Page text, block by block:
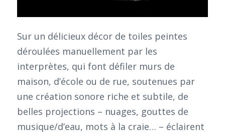
Sur un délicieux décor de toiles peintes
déroulées manuellement par les
interprètes, qui font défiler murs de
maison, d’école ou de rue, soutenues par
une création sonore riche et subtile, de
belles projections – nuages, gouttes de
musique/d’eau, mots à la craie… – éclairent